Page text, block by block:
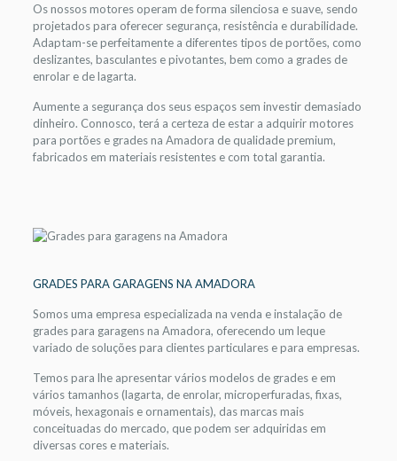
Os nossos motores operam de forma silenciosa e suave, sendo
projetados para oferecer segurança, resistência e durabilidade.
Adaptam-se perfeitamente a diferentes tipos de portões, como
deslizantes, basculantes e pivotantes, bem como a grades de
enrolar e de lagarta.
Aumente a segurança dos seus espaços sem investir demasiado
dinheiro. Connosco, terá a certeza de estar a adquirir motores
para portões e grades na Amadora de qualidade premium,
fabricados em materiais resistentes e com total garantia.
GRADES PARA GARAGENS NA AMADORA
Somos uma empresa especializada na venda e instalação de
grades para garagens na Amadora, oferecendo um leque
variado de soluções para clientes particulares e para empresas.
Temos para lhe apresentar vários modelos de grades e em
vários tamanhos (lagarta, de enrolar, microperfuradas, fixas,
móveis, hexagonais e ornamentais), das marcas mais
conceituadas do mercado, que podem ser adquiridas em
diversas cores e materiais.